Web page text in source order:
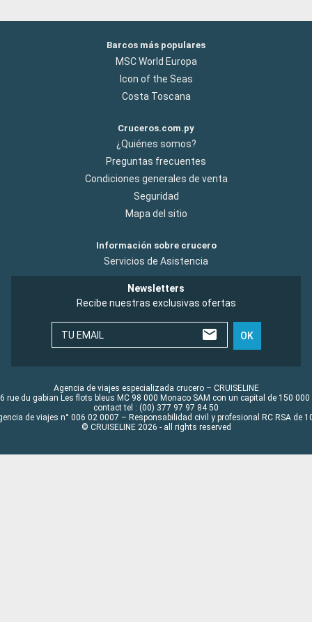
Barcos más populares
MSC World Europa
Icon of the Seas
Costa Toscana
Cruceros.com.py
¿Quiénes somos?
Preguntas frecuentes
Condiciones generales de venta
Seguridad
Mapa del sitio
Información sobre crucero
Servicios de Asistencia
Newsletters
Recibe nuestras exclusivas ofertas
TU EMAIL OK
Agencia de viajes especializada crucero – CRUISELINE
rue du gabian Les flots bleus MC 98 000 Monaco SAM con un capital de 150 000
contact tel : (00) 377 97 97 84 50
de viajes n° 006 02 0007 – Responsabilidad civil y profesional RC RSA de
© CRUISELINE 2026 - all rights reserved